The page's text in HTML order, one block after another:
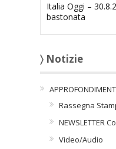
Italia Oggi –
bastonata
〉 Notizie
Rassegna
NEWSLETTER
Video/Audio